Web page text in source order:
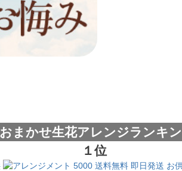
おまかせ生花アレンジランキ
１位